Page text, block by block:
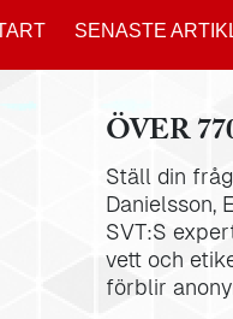
SENASTE
ÖVER
Ställ din
Danielsson,
SVT:S
vett och
förblir